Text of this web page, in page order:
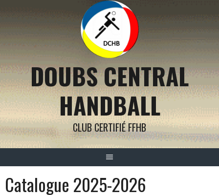
DOUBS CENTRAL
HANDBALL
CLUB CERTIFIÉ FFHB
Catalogue 2025-2026